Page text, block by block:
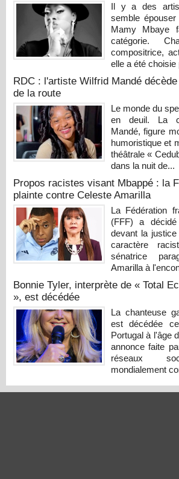
Il y a des
semble
Mamy Mbaye
catégorie.
compositrice,
elle a été choisie
RDC : l'artiste Wilfrid Mandé
de la route
Le monde du
en deuil. La
Mandé, figure
humoristique et
théâtrale «
dans la nuit de...
Propos racistes visant Mbappé : la
plainte contre Celeste Amarilla
La Fédération
(FFF) a
devant la
caractère
sénatrice
Amarilla à
Bonnie Tyler, interprète de « Total
», est décédée
La chanteuse
est décédée
Portugal à l'âge
annonce faite
réseaux
mondialement